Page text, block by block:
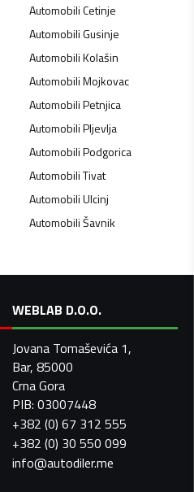
AutomobiliCetinje
AutomobiliGusinje
AutomobiliKolašin
AutomobiliMojkovac
AutomobiliPetnjica
AutomobiliPljevlja
AutomobiliPodgorica
AutomobiliTivat
AutomobiliUlcinj
AutomobiliŠavnik
WEBLAB D.O.O.
Jovana Tomaševića 1,
Bar, 85000
Crna Gora
PIB: 03007448
+382 (0) 67 312 555
+382 (0) 30 550 099
info@autodiler.me